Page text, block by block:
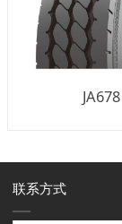
JA678
联系方式